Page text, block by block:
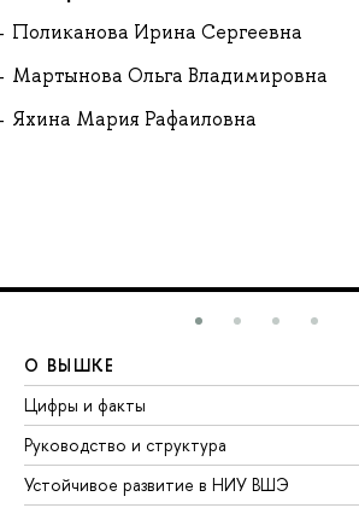
Поликанова Ирина Сергеевна
Мартынова Ольга Владимировна
Яхина Мария Рафаиловна
О ВЫШКЕ
Цифры и факты
Руководство и структура
Устойчивое развитие в НИУ ВШЭ